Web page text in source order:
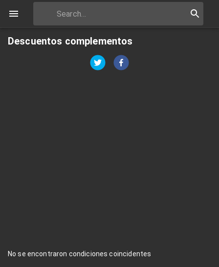
Descuentos complementos
No se encontraron condiciones coincidentes